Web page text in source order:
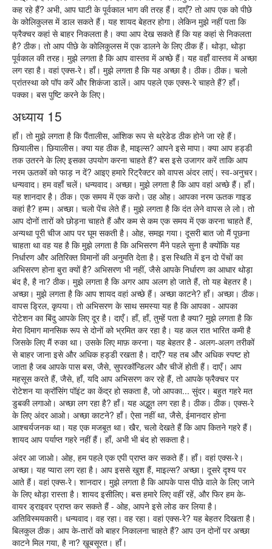
कह रहे हैं? अभी, आप घाटी के पूर्वकाल भाग की तरह हैं। दाएँ? तो आप एक को पीछे
के कोलिकुलस में डाल सकते हैं। यह शायद बेहतर होगा। लेकिन मुझे नहीं पता कि
फ्रैक्चर कहां से बाहर निकलता है। क्या आप देख सकते हैं कि यह कहां से निकलता
है? ठीक। तो आप पीछे के कोलिकुलस में एक डालने के लिए ठीक हैं। थोड़ा, थोड़ा
पूर्वकाल की तरह। मुझे लगता है कि आप वास्तव में अच्छे हैं। यह वहाँ वास्तव में अच्छा
लग रहा है। वहां एक्स-रे। हाँ। मुझे लगता है कि यह अच्छा है। ठीक। ठीक। चलो
प्रांतस्था को पॉप करें और शिकंजा डालें। आप पहले एक एक्स-रे चाहते हैं? हाँ।
पक्का। बस पुष्टि करने के लिए।
अध्याय 15
हाँ। तो मुझे लगता है कि पैंतालीस, आंशिक रूप से थ्रेडेड ठीक होने जा रहे हैं।
छियालीस। छियालीस। क्या यह ठीक है, माइल्स? आपने इसे मापा। क्या आप हड्डी
तक उतरने के लिए इसका उपयोग करना चाहते हैं? बस इसे उजागर करें ताकि आप
नरम ऊतकों को फाड़ न दें? आइए हमारे रिट्रैक्टर को वापस अंदर लाएं। स्व-अनुचर।
धन्यवाद। हम वहाँ चलें। धन्यवाद। अच्छा। मुझे लगता है कि आप वहां अच्छे हैं। हाँ।
यह शानदार है। ठीक। एक समय में एक करो। उह ओह। आपका नरम ऊतक गाइड
कहां है? हम्म। अच्छा। चलो पेंच लेते हैं। मुझे लगता है कि दंत लेने वापस ले लो। तो
आप दोनों तारों को छोड़ना चाहते हैं और कम से कम एक समय में एक करना चाहते हैं,
अन्यथा पूरी चीज आप पर घूम सकती है। ओह, समझ गया। दूसरी बात जो मैं पूछना
चाहता था वह यह है कि मुझे लगता है कि अभिसरण मैंने पहले सुना है क्योंकि यह
निर्धारण और अतिरिक्त विमानों की अनुमति देता है। इस स्थिति में इन दो पेंचों का
अभिसरण होना बुरा क्यों है? अभिसरण भी नहीं, जैसे आपके निर्धारण का आधार थोड़ा
बंद है, है ना? ठीक। मुझे लगता है कि अगर आप अलग हो जाते हैं, तो यह बेहतर है।
अच्छा। मुझे लगता है कि आप शायद वहां अच्छे हैं। अच्छा काटने? हाँ। अच्छा। ठीक।
वापस ड्रिल, कृपया। तो अभिसरण के साथ समस्या यह है कि आपका - आपका
रोटेशन का बिंदु आपके लिए दूर है। दाएँ। हाँ, हाँ, तुम्हें पता है क्या? मुझे लगता है कि
मेरा दिमाग मानसिक रूप से दोनों को भ्रमित कर रहा है। यह कल रात भारित कमी है
जिसके लिए मैं रुका था। उसके लिए माफ़ करना। यह बेहतर है - अलग-अलग तरीकों
से बाहर जाना इसे और अधिक हड्डी रखता है। दाएँ? यह तब और अधिक स्पष्ट हो
जाता है जब आपके पास बस, जैसे, सुपरकॉन्डिलर और चीजें होती हैं। दाएँ। आप
महसूस करते हैं, जैसे, हाँ, यदि आप अभिसरण कर रहे हैं, तो आपके फ्रैक्चर पर
रोटेशन या क्रॉसिंग पॉइंट का केंद्र हो सकता है, जो आपका... सुंदर। बहुत गहरे मत
डुबकी लगाओ। अच्छा लग रहा है? हाँ। यह अद्भुत लग रहा है। ठीक। ठीक। एक्स-रे
के लिए अंदर आओ। अच्छा काटने? हाँ। ऐसा नहीं था, जैसे, ईमानदार होना
आश्चर्यजनक था। यह एक मजबूत था। खैर, चलो देखते हैं कि आप कितने गहरे हैं।
शायद आप पर्याप्त गहरे नहीं हैं। हाँ, अभी भी बंद हो सकता है।
अंदर आ जाओ। ओह, हम पहले एक एपी प्राप्त कर सकते हैं। हाँ। वहां एक्स-रे।
अच्छा। यह प्यारा लग रहा है। आप इससे खुश हैं, माइल्स? अच्छा। दूसरे दृश्य पर
आते हैं। वहां एक्स-रे। शानदार। मुझे लगता है कि आपके पास पीछे वाले के लिए जाने
के लिए थोड़ा रास्ता है। शायद इसीलिए। बस हमारे लिए वहीं रहें, और फिर हम के-
वायर ड्राइवर प्राप्त कर सकते हैं - ओह, आपने इसे लोड कर लिया है।
अतिविस्‍मयकारी। धन्यवाद। वह रहा। वह रहा। वहां एक्स-रे? यह बेहतर दिखता है।
बिलकुल ठीक। आप के-तारों को बाहर निकालना चाहते हैं? आप उन दोनों पर अच्छा
काटने मिल गया, है ना? ख़ूबसूरत। हाँ।